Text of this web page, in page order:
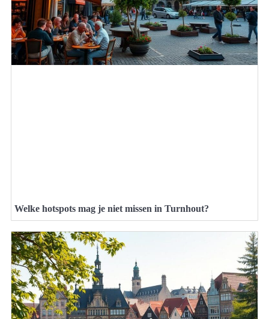
Welke hotspots mag je niet missen in Turnhout?